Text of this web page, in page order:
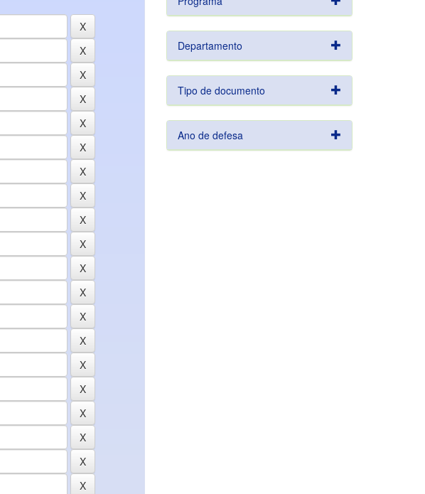
Departamento
Tipo de documento
Ano de defesa